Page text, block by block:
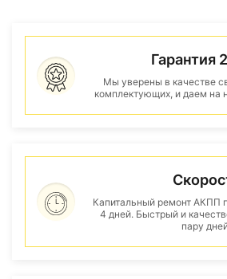
Гарантия
Мы уверены в качестве
комплектующих, и даем на
Капитальный ремонт АКПП
4 дней. Быстрый и
пару